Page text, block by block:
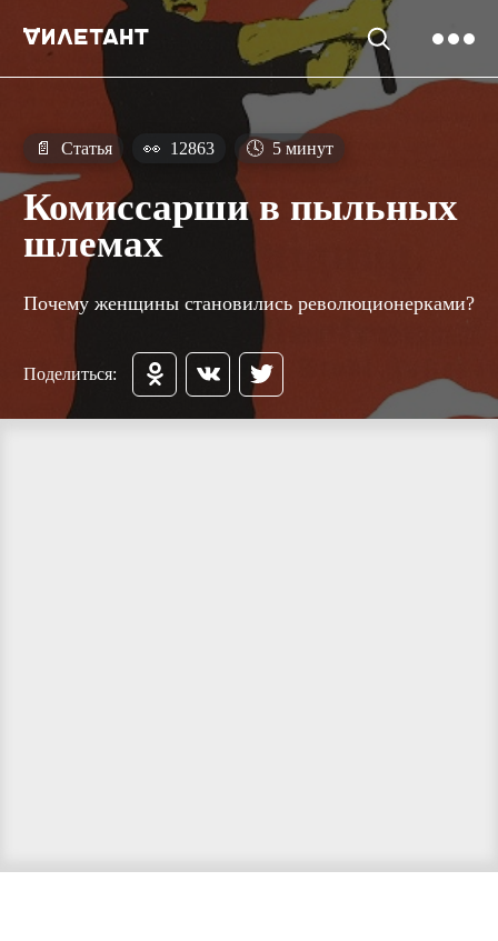
📄 Статья 👀 12863 🕓 5 минут
Комиссарши в пыльных
шлемах
Почему женщины становились революционерками?
Поделиться: